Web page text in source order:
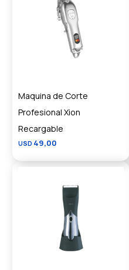
Maquina de Corte
Profesional Xion
Recargable
USD 49,00